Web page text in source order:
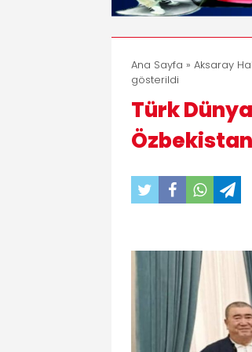
Ana Sayfa » Aksaray
gösterildi
Türk